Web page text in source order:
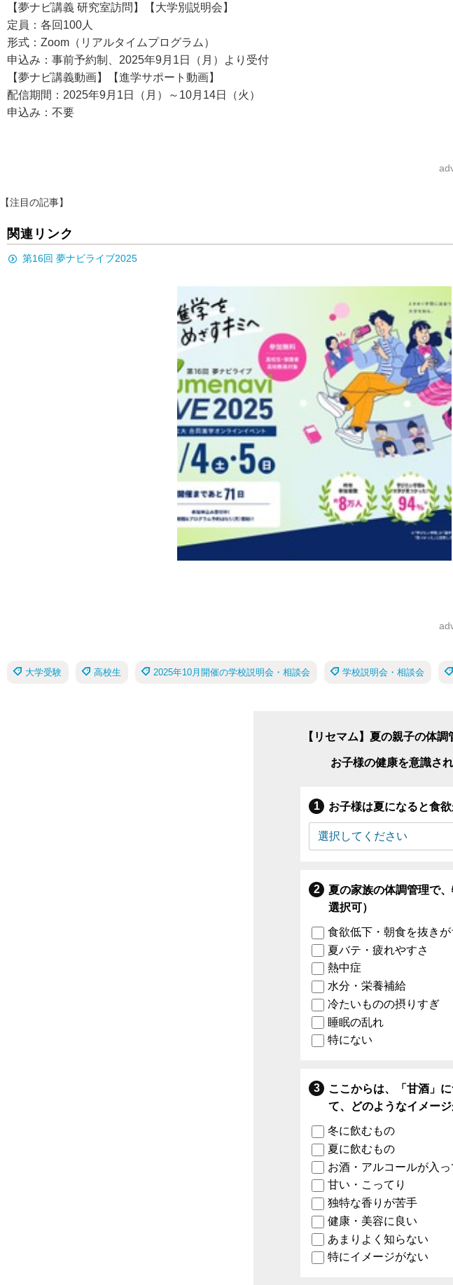
【夢ナビ講義 研究室訪問】【大学別説明会】
定員：各回100人
形式：Zoom（リアルタイムプログラム）
申込み：事前予約制、2025年9月1日（月）より受付
【夢ナビ講義動画】【進学サポート動画】
配信期間：2025年9月1日（月）～10月14日（火）
申込み：不要
【注目の記事】
関連リンク
第16回 夢ナビライブ2025
大学受験 高校生 2025年10月開催の学校説明会・相談会 学校説明会・相談会
【リセマム】夏の親子の体
お子様の健康を意識さ
お子様は夏になると食
夏の家族の体調管理で
選択可）
食欲低下・朝食を抜きが
夏バテ・疲れやすさ
熱中症
水分・栄養補給
冷たいものの摂りすぎ
睡眠の乱れ
特にない
ここからは、「甘酒」
て、どのようなイメー
冬に飲むもの
夏に飲むもの
お酒・アルコールが入っ
甘い・こってり
独特な香りが苦手
健康・美容に良い
あまりよく知らない
特にイメージがない